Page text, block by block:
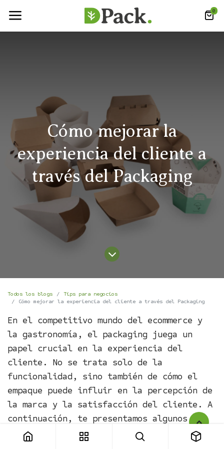
0
Cómo mejorar la
experiencia del cliente a
través del Packaging
Todos los blogs
Tips para negocios
Cómo mejorar la experiencia del cliente a través del Packaging
En el competitivo mundo del ecommerce y
la gastronomía, el packaging juega un
papel crucial en la experiencia del
cliente. No se trata solo de la
funcionalidad, sino también de cómo el
empaque puede influir en la percepción de
la marca y la satisfacción del cliente. A
continuación, te presentamos algunos
consejos clave para optimizar la